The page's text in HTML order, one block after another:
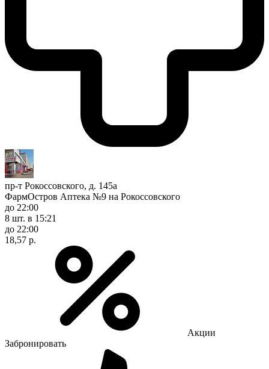
пр-т Рокоссовского, д. 145а
ФармОстров Аптека №9 на Рокоссовского
до 22:00
8 шт. в 15:21
до 22:00
18,57 р.
Акции
Забронировать